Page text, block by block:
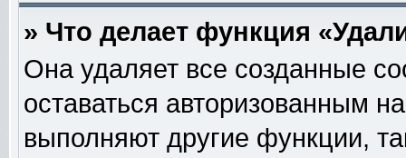
» Что делает функция
Она удаляет все созданные
оставаться авторизованным
выполняют другие функции,